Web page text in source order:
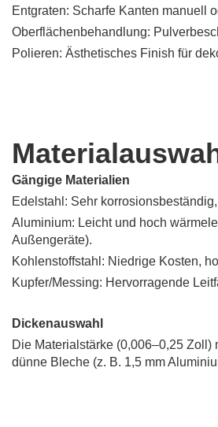
Entgraten: Scharfe Kanten manuell
Oberflächenbehandlung:
Polieren: Ästhetisches Finish für
Gängige Materialien
Edelstahl: Sehr
Aluminium: Leicht und hoch
Außengeräte).
Kohlenstoffstahl: Niedrige Kosten,
Kupfer/Messing: Hervorragende
Dickenauswahl
Die Materialstärke (0,006–0,25
dünne Bleche (z. B. 1,5 mm